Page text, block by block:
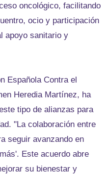
oncológico, facilitando
ocio y participación
apoyo sanitario y
Española Contra el
Heredia Martínez, ha
tipo de alianzas para
"La colaboración entre
seguir avanzando en
Este acuerdo abre
su bienestar y